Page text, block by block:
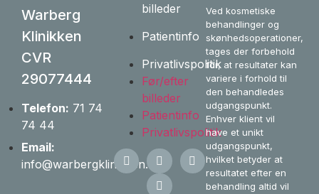
Warberg
Klinikken
CVR
29077444
Telefon: 71 74
74 44
Email:
info@warbergklinikken.dk
billeder
Patientinfo
Privatlivspolitik
Før/efter
billeder
Patientinfo
Privatlivspolitik
Ved kosmetiske
behandlinger og
skønhedsoperationer,
tages der forbehold
for, at resultater kan
variere i forhold til
den behandledes
udgangspunkt.
Enhver klient vil
have et unikt
udgangspunkt,
hvilket betyder at
resultatet efter en
behandling altid vil